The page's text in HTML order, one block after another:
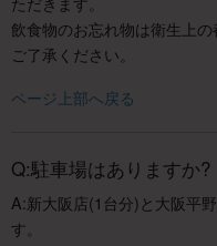
飲食物のお忘れ物は衛生上
ご了承ください。
ページ上部へ戻る
Q:駐車場はありますか?
A:新大阪店(1台分)と大阪平
す。